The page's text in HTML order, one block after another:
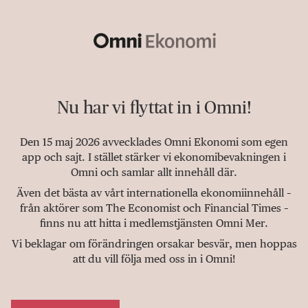
Nu har vi flyttat in i Omni!
Den 15 maj 2026 avvecklades Omni Ekonomi som egen
app och sajt. I stället stärker vi ekonomibevakningen i
Omni och samlar allt innehåll där.
Även det bästa av vårt internationella ekonomiinnehåll –
från aktörer som The Economist och Financial Times –
finns nu att hitta i medlemstjänsten Omni Mer.
Vi beklagar om förändringen orsakar besvär, men hoppas
att du vill följa med oss in i Omni!